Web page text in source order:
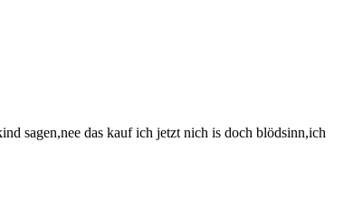
sagen,nee das kauf ich jetzt nich is doch blödsinn,ich